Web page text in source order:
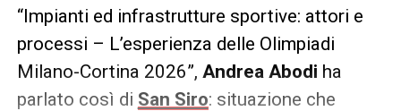
“Impianti ed infrastrutture sportive: attori e
processi – L’esperienza delle Olimpiadi
Milano-Cortina 2026”, Andrea Abodi ha
parlato così di San Siro: situazione che